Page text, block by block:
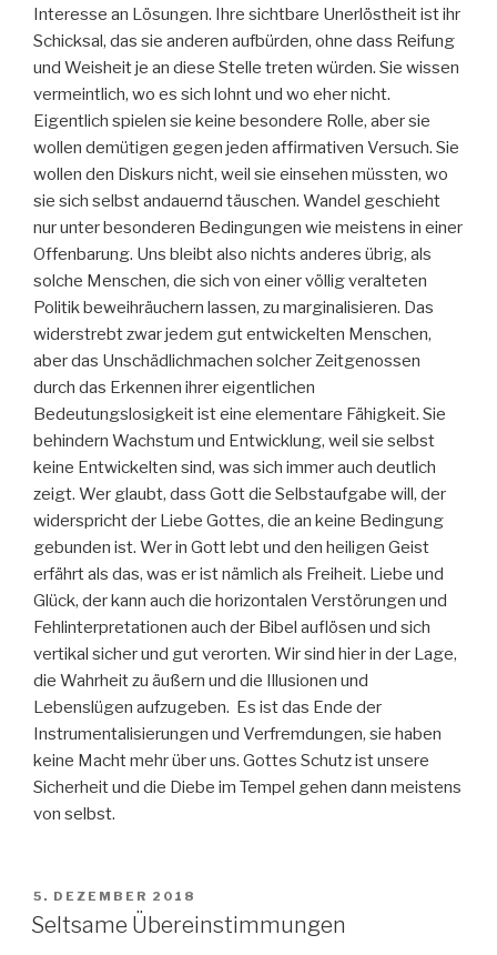
Interesse an Lösungen. Ihre sichtbare Unerlöstheit ist ihr
Schicksal, das sie anderen aufbürden, ohne dass Reifung
und Weisheit je an diese Stelle treten würden. Sie wissen
vermeintlich, wo es sich lohnt und wo eher nicht.
Eigentlich spielen sie keine besondere Rolle, aber sie
wollen demütigen gegen jeden affirmativen Versuch. Sie
wollen den Diskurs nicht, weil sie einsehen müssten, wo
sie sich selbst andauernd täuschen. Wandel geschieht
nur unter besonderen Bedingungen wie meistens in einer
Offenbarung. Uns bleibt also nichts anderes übrig, als
solche Menschen, die sich von einer völlig veralteten
Politik beweihräuchern lassen, zu marginalisieren. Das
widerstrebt zwar jedem gut entwickelten Menschen,
aber das Unschädlichmachen solcher Zeitgenossen
durch das Erkennen ihrer eigentlichen
Bedeutungslosigkeit ist eine elementare Fähigkeit. Sie
behindern Wachstum und Entwicklung, weil sie selbst
keine Entwickelten sind, was sich immer auch deutlich
zeigt. Wer glaubt, dass Gott die Selbstaufgabe will, der
widerspricht der Liebe Gottes, die an keine Bedingung
gebunden ist. Wer in Gott lebt und den heiligen Geist
erfährt als das, was er ist nämlich als Freiheit. Liebe und
Glück, der kann auch die horizontalen Verstörungen und
Fehlinterpretationen auch der Bibel auflösen und sich
vertikal sicher und gut verorten. Wir sind hier in der Lage,
die Wahrheit zu äußern und die Illusionen und
Lebenslügen aufzugeben. Es ist das Ende der
Instrumentalisierungen und Verfremdungen, sie haben
keine Macht mehr über uns. Gottes Schutz ist unsere
Sicherheit und die Diebe im Tempel gehen dann meistens
von selbst.
VERÖFFENTLICHT
AM
5. DEZEMBER 2018
Seltsame Übereinstimmungen